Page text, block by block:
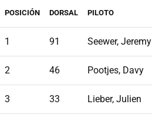
POSICIÓN DORSAL PILOTO
1 91 Seewer, Jeremy
2 46 Pootjes, Davy
3 33 Lieber, Julien